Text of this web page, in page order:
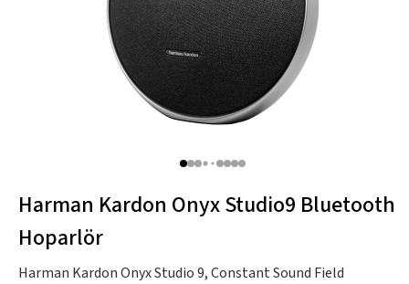
Harman Kardon Onyx Studio9 Bluetooth
Hoparlör
Harman Kardon Onyx Studio 9, Constant Sound Field